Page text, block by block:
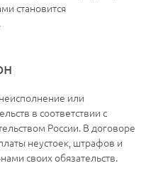
становится
или
в соответствии с
России. В договоре
неустоек, штрафов и
своих обязательств.